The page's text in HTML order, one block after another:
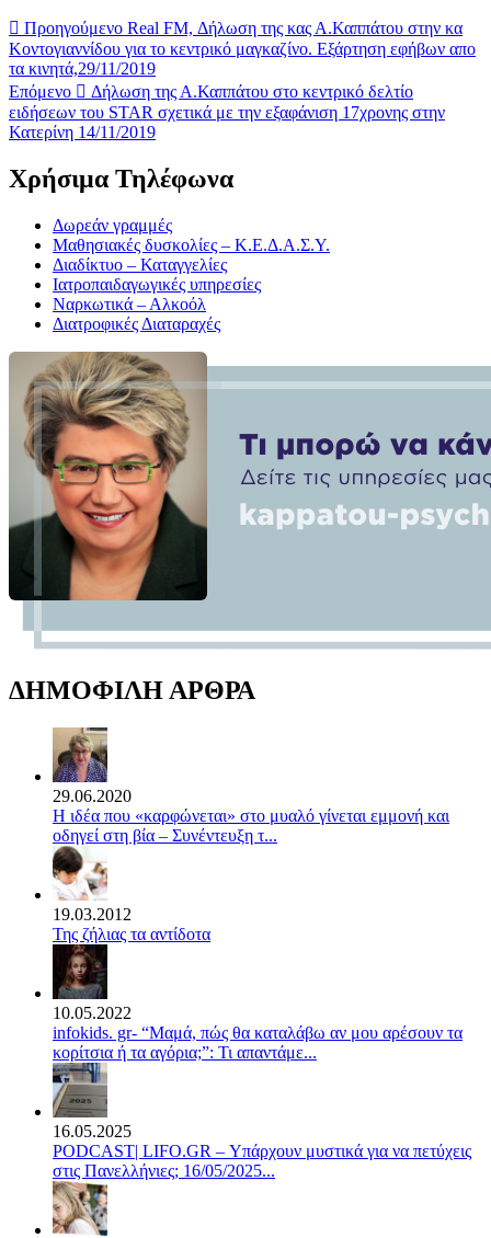
Προηγούμενο Real FM, Δήλωση της κας Α.Καππάτου στην κα
Κοντογιαννίδου για το κεντρικό μαγκαζίνο. Εξάρτηση εφήβων απο
τα κινητά,29/11/2019
Επόμενο
Δήλωση της Α.Καππάτου στο κεντρικό δελτίο
ειδήσεων του STAR σχετικά με την εξαφάνιση 17χρονης στην
Κατερίνη 14/11/2019
Χρήσιμα Τηλέφωνα
Δωρεάν γραμμές
Μαθησιακές δυσκολίες – Κ.Ε.Δ.Α.Σ.Υ.
Διαδίκτυο – Καταγγελίες
Ιατροπαιδαγωγικές υπηρεσίες
Ναρκωτικά – Αλκοόλ
Διατροφικές Διαταραχές
ΔΗΜΟΦΙΛΗ ΑΡΘΡΑ
29.06.2020
Η ιδέα που «καρφώνεται» στο μυαλό γίνεται εμμονή και
οδηγεί στη βία – Συνέντευξη τ...
19.03.2012
Της ζήλιας τα αντίδοτα
10.05.2022
infokids. gr- “Μαμά, πώς θα καταλάβω αν μου αρέσουν τα
κορίτσια ή τα αγόρια;”: Τι απαντάμε...
16.05.2025
PODCAST| LIFO.GR – Υπάρχουν μυστικά για να πετύχεις
στις Πανελλήνιες; 16/05/2025...